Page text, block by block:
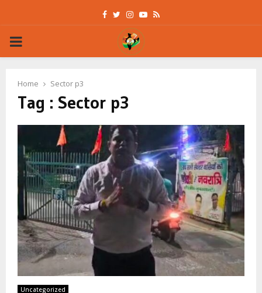
Facebook
Twitter
Instagram
Youtube
Rss
PRIMARY
Home Sector p3
Tag : Sector p3
Uncategorized